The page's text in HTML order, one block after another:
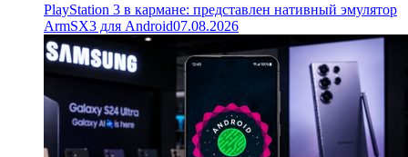
PlayStation 3 в кармане: представлен нативный эмулятор
ArmSX3 для Android07.08.2026